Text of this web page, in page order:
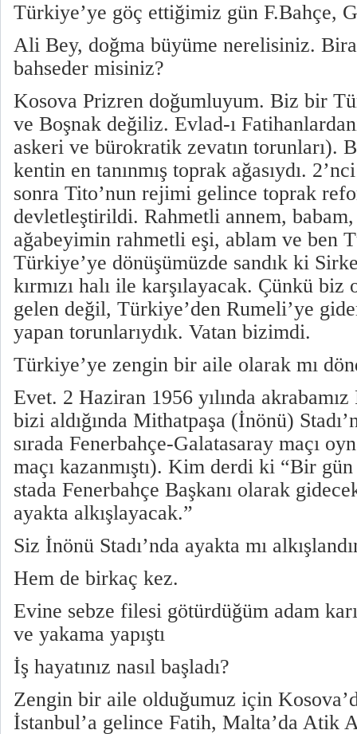
Türkiye’ye göç ettiğimiz gün F.Bahçe,
Ali Bey, doğma büyüme nerelisiniz.
bahseder misiniz?
Kosova Prizren doğumluyum. Biz bir
ve Boşnak değiliz. Evlad-ı
askeri ve bürokratik zevatın torunları).
kentin en tanınmış toprak ağasıydı.
sonra Tito’nun rejimi gelince toprak
devletleştirildi. Rahmetli annem,
ağabeyimin rahmetli eşi, ablam ve ben
Türkiye’ye dönüşümüzde sandık ki
kırmızı halı ile karşılayacak. Çünkü
gelen değil, Türkiye’den Rumeli’ye
yapan torunlarıydık. Vatan bizimdi.
Türkiye’ye zengin bir aile olarak mı
Evet. 2 Haziran 1956 yılında
bizi aldığında Mithatpaşa (İnönü)
sırada Fenerbahçe-Galatasaray maçı
maçı kazanmıştı). Kim derdi ki “Bir
stada Fenerbahçe Başkanı olarak
ayakta alkışlayacak.”
Siz İnönü Stadı’nda ayakta mı
Hem de birkaç kez.
Evine sebze filesi götürdüğüm adam
ve yakama yapıştı
İş hayatınız nasıl başladı?
Zengin bir aile olduğumuz için
İstanbul’a gelince Fatih, Malta’da Atik